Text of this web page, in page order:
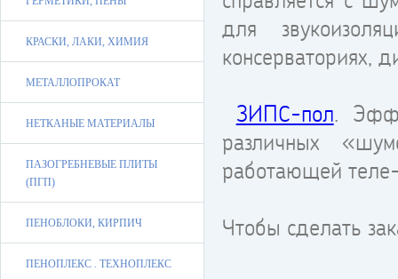
КРАСКИ, ЛАКИ, ХИМИЯ
МЕТАЛЛОПРОКАТ
НЕТКАНЫЕ МАТЕРИАЛЫ
ПАЗОГРЕБНЕВЫЕ ПЛИТЫ
(ПГП)
ПЕНОБЛОКИ, КИРПИЧ
ПЕНОПЛЕКС . ТЕХНОПЛЕКС
для
консерваториях,
ЗИПС-пол.
различных
работающей
Чтобы сделать